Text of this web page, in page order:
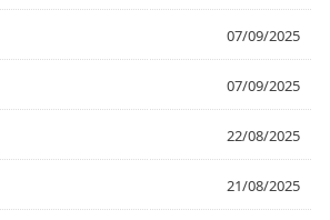
07/09/2025
07/09/2025
22/08/2025
21/08/2025